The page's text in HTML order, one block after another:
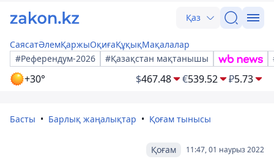
Қаз
СаясатӘлемҚаржыОқиғаҚұқықМақалалар
#Референдум-2026
#Қазақстан мақтанышы
+30° $467.48 €539.52 ₽5.73
Басты Барлық жаңалықтар Қоғам тынысы
11:47, 01 наурыз 2022
Қоғам